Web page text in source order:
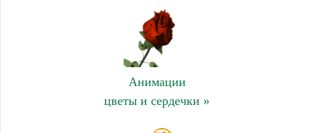
Анимации
цветы и сердечки »